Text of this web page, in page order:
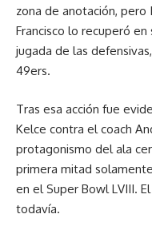
zona de anotación, pero
Francisco lo recuperó en
jugada de las
49ers.
Tras esa acción fue
Kelce contra el coach
protagonismo del ala
primera mitad
en el Super Bowl LVIII.
todavía.